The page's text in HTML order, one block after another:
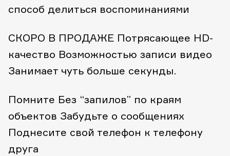
способ делиться воспоминаниями
СКОРО В ПРОДАЖЕ Потрясающее HD-
качество Возможностью записи видео
Занимает чуть больше секунды.
Помните Без “запилов” по краям
объектов Забудьте о сообщениях
Поднесите свой телефон к телефону
друга